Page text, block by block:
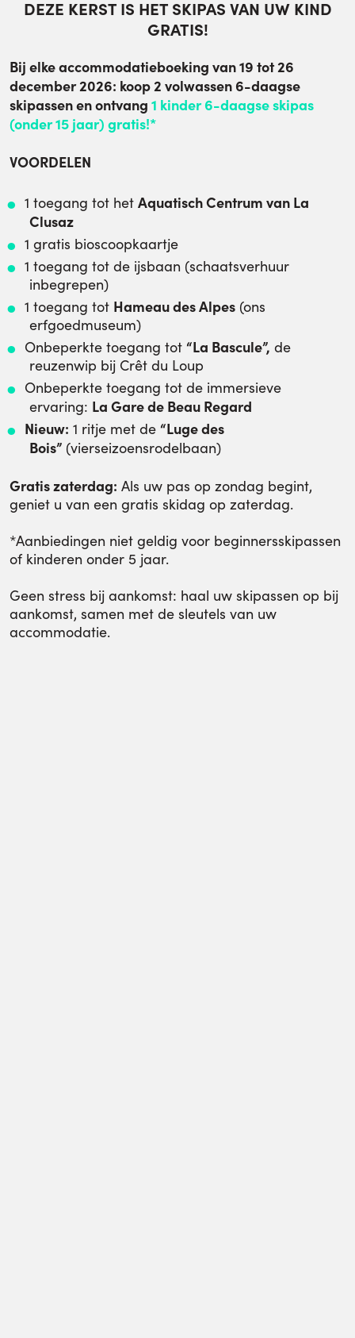
DEZE KERST IS HET SKIPAS VAN UW KIND
GRATIS!
Bij elke accommodatieboeking van 19 tot 26
december 2026: koop 2 volwassen 6-daagse
skipassen en ontvang 1 kinder 6-daagse skipas
(onder 15 jaar) gratis!*
VOORDELEN
1 toegang tot het Aquatisch Centrum van La
Clusaz
1 gratis bioscoopkaartje
1 toegang tot de ijsbaan (schaatsverhuur
inbegrepen)
1 toegang tot Hameau des Alpes(ons
erfgoedmuseum)
Onbeperkte toegang tot “La Bascule”, de
reuzenwip bij Crêt du Loup
Onbeperkte toegang tot de immersieve
ervaring: La Gare de Beau Regard
Nieuw: 1 ritje met de “Luge des
Bois” (vierseizoensrodelbaan)
Gratis zaterdag: Als uw pas op zondag begint,
geniet u van een gratis skidag op zaterdag.
*Aanbiedingen niet geldig voor beginnersskipassen
of kinderen onder 5 jaar.
Geen stress bij aankomst: haal uw skipassen op bij
aankomst, samen met de sleutels van uw
accommodatie.